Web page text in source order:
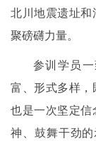
北川地震遗址和
聚磅礴力量。
参训学员
富、形式多样，
也是一次坚定信
神、鼓舞干劲